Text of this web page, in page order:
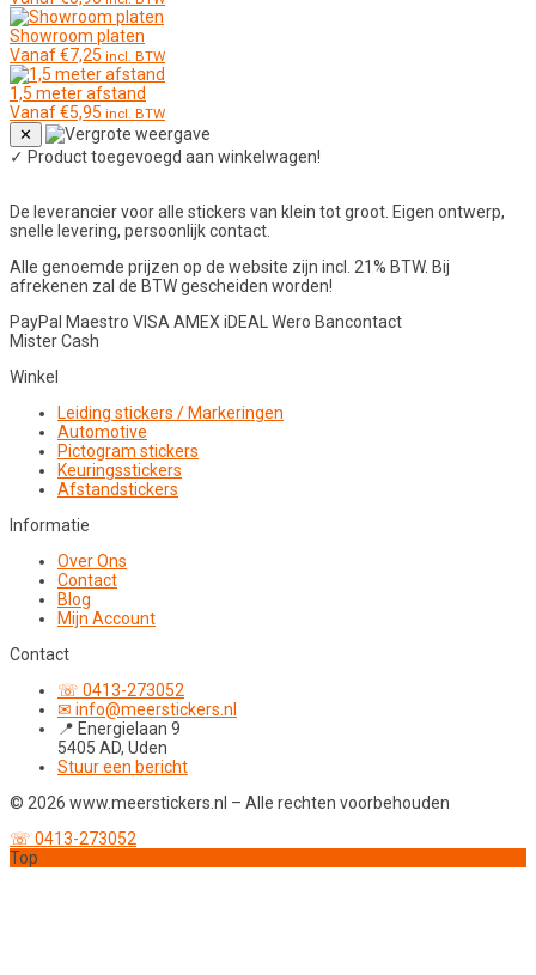
Showroom platen
Vanaf€7,25 incl. BTW
1,5 meter afstand
Vanaf€5,95 incl. BTW
✕
✓ Product toegevoegd aan winkelwagen!
De leverancier voor alle stickers van klein tot groot. Eigen ontwerp,
snelle levering, persoonlijk contact.
Alle genoemde prijzen op de website zijn incl. 21% BTW. Bij
afrekenen zal de BTW gescheiden worden!
PayPal Maestro VISA AMEX iDEAL Wero Bancontact
Mister Cash
Winkel
Leiding stickers / Markeringen
Automotive
Pictogram stickers
Keuringsstickers
Afstandstickers
Informatie
Over Ons
Contact
Blog
Mijn Account
Contact
☏ 0413-273052
✉ info@meerstickers.nl
📍 Energielaan 9
5405 AD, Uden
Stuur een bericht
© 2026 www.meerstickers.nl – Alle rechten voorbehouden
☏ 0413-273052
Top